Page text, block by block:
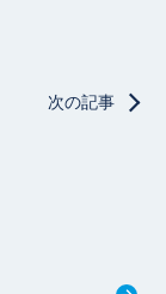
次の記事